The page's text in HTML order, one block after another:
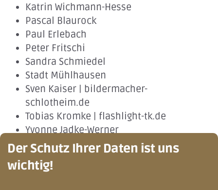
Katrin Wichmann-Hesse
Pascal Blaurock
Paul Erlebach
Peter Fritschi
Sandra Schmiedel
Stadt Mühlhausen
Sven Kaiser | bildermacher-
schlotheim.de
Tobias Kromke | flashlight-tk.de
Yvonne Jadke-Werner
Der Schutz Ihrer Daten ist uns
wichtig!